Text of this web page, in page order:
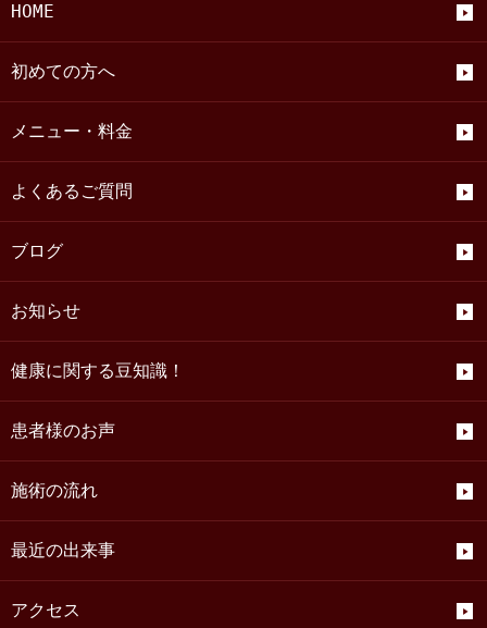
HOME
初めての方へ
メニュー・料金
よくあるご質問
ブログ
お知らせ
健康に関する豆知識！
患者様のお声
施術の流れ
最近の出来事
アクセス